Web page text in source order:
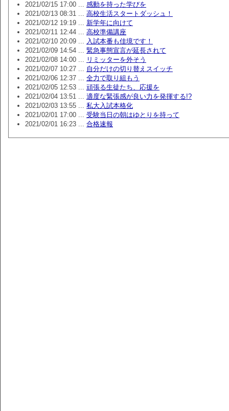
2021/02/15 17:00 ... 感動を持った学びを
2021/02/13 08:31 ... 高校生活スタートダッシュ！
2021/02/12 19:19 ... 新学年に向けて
2021/02/11 12:44 ... 高校準備講座
2021/02/10 20:09 ... 入試本番も佳境です！
2021/02/09 14:54 ... 緊急事態宣言が延長されて
2021/02/08 14:00 ... リミッターを外そう
2021/02/07 10:27 ... 自分だけの切り替えスイッチ
2021/02/06 12:37 ... 全力で取り組もう
2021/02/05 12:53 ... 頑張る生徒たち、応援を
2021/02/04 13:51 ... 適度な緊張感が良い力を発揮する!?
2021/02/03 13:55 ... 私大入試本格化
2021/02/01 17:00 ... 受験当日の朝はゆとりを持って
2021/02/01 16:23 ... 合格速報